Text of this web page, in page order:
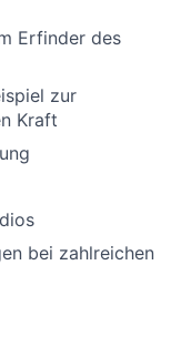
Erfinder des
zur
Kraft
bei zahlreichen